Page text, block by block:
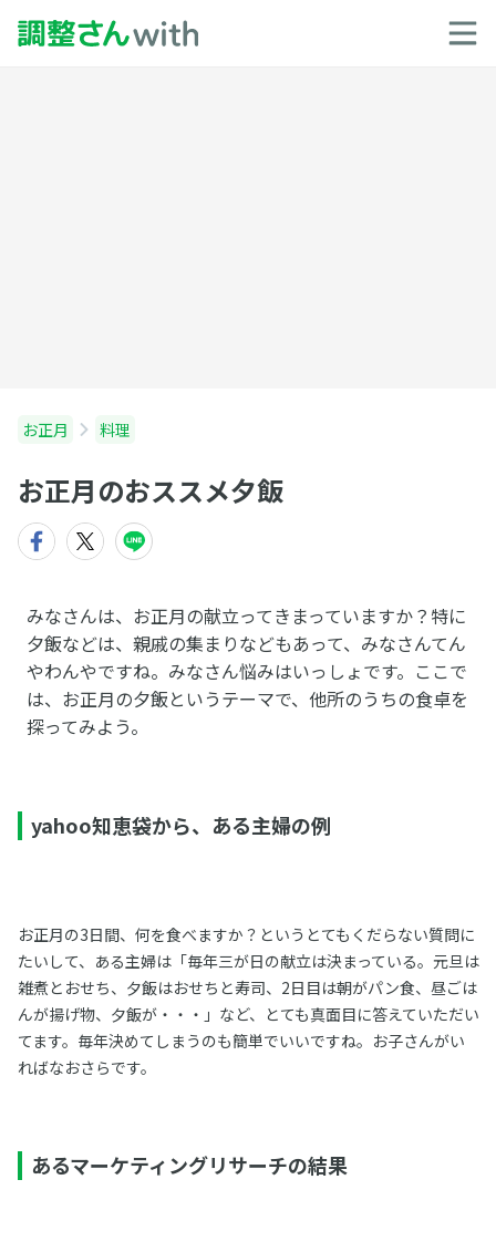
お正月 料理
お正月のおススメ夕飯
みなさんは、お正月の献立ってきまっていますか？特に
夕飯などは、親戚の集まりなどもあって、みなさんてん
やわんやですね。みなさん悩みはいっしょです。ここで
は、お正月の夕飯というテーマで、他所のうちの食卓を
探ってみよう。
yahoo知恵袋から、ある主婦の例
お正月の3日間、何を食べますか？というとてもくだらない質問に
たいして、ある主婦は「毎年三が日の献立は決まっている。元旦は
雑煮とおせち、夕飯はおせちと寿司、2日目は朝がパン食、昼ごは
んが揚げ物、夕飯が・・・」など、とても真面目に答えていただい
てます。毎年決めてしまうのも簡単でいいですね。お子さんがい
ればなおさらです。
あるマーケティングリサーチの結果